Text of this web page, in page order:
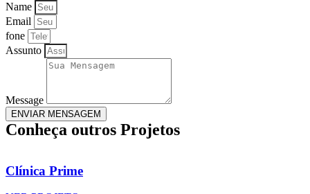
Name
Email
fone
Assunto
Message
ENVIAR MENSAGEM
Conheça outros Projetos
Clínica Prime